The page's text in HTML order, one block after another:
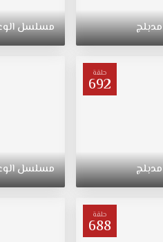
مدبلج مسلسل
حلقة
692
مدبلج مسلسل
حلقة
688